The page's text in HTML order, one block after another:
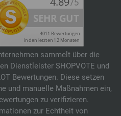
sammelt über die
Dienstleister SHOPVOTE und
Bewertungen. Diese setzen
und manuelle Maßnahmen ein,
zu verifizieren.
zur Echtheit von